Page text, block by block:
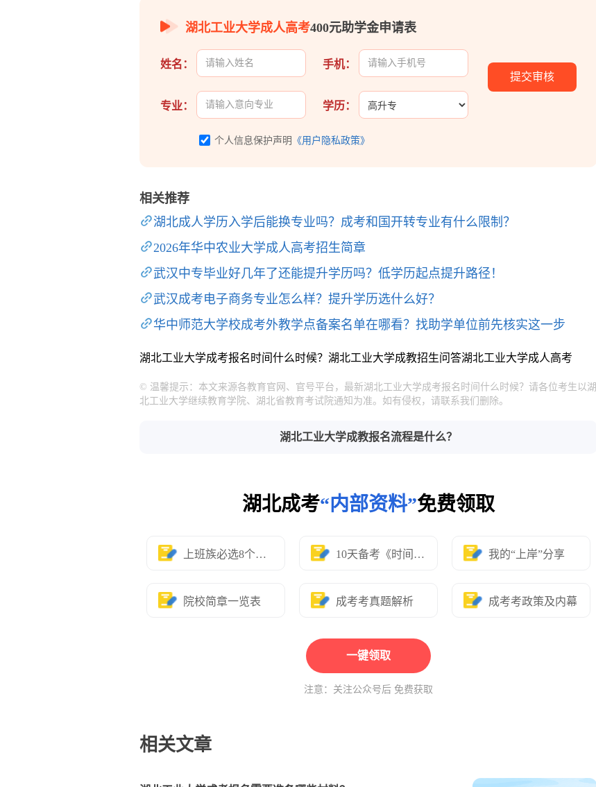
湖北工业大学成人高考400元助学金申请表
姓名： 手机：
专业： 学历：
个人信息保护声明 《用户隐私政策》
相关推荐
湖北成人学历入学后能换专业吗？成考和国开转专业有什么限制？
2026年华中农业大学成人高考招生简章
武汉中专毕业好几年了还能提升学历吗？低学历起点提升路径！
武汉成考电子商务专业怎么样？提升学历选什么好？
华中师范大学校成考外教学点备案名单在哪看？找助学单位前先核实这一步
湖北工业大学成考报名时间什么时候？ 湖北工业大学成教招生问答湖北工业大学成人高考
© 温馨提示：本文来源各教育官网、官号平台，最新湖北工业大学成考报名时间什么时候？请各位考生以湖
北工业大学继续教育学院、湖北省教育考试院通知为准。如有侵权，请联系我们删除。
湖北工业大学成教报名流程是什么？
湖北成考“内部资料”免费领取
上班族必选8个专业 10天备考《时间表》 我的“上岸”分享
院校简章一览表 成考考真题解析 成考考政策及内幕
一键领取
注意：关注公众号后 免费获取
相关文章